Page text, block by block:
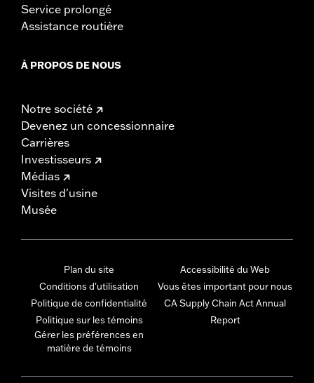
Service prolongé
Assistance routière
À PROPOS DE NOUS
Notre société
Devenez un concessionnaire
Carrières
Investisseurs
Médias
Visites d'usine
Musée
Plan du site
Conditions d'utilisation
Politique de confidentialité
Politique sur les témoins
Gérer les préférences en
matière de témoins
Accessibilité du Web
Vous êtes important pour nous
CA Supply Chain Act Annual
Report